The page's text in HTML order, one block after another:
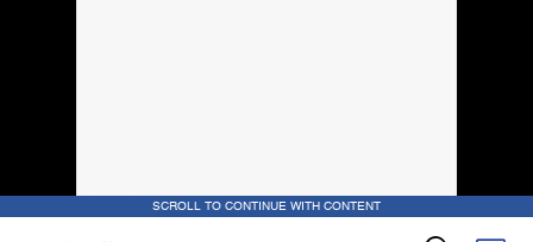
SCROLL TO CONTINUE WITH CONTENT